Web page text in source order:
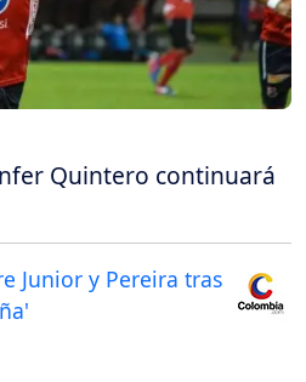
Quintero continuará